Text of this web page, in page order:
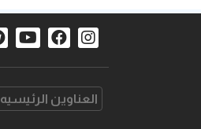
العناوین الرئیسیه